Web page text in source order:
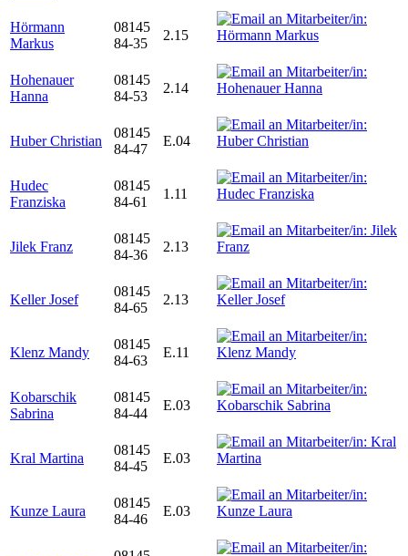
Hörmann
Markus
08145
84-35
2.15
Hohenauer
Hanna
08145
84-53
2.14
Huber Christian
08145
84-47
E.04
Hudec
Franziska
08145
84-61
1.11
Jilek Franz
08145
84-36
2.13
Keller Josef
08145
84-65
2.13
Klenz Mandy
08145
84-63
E.11
Kobarschik
Sabrina
08145
84-44
E.03
Kral Martina
08145
84-45
E.03
Kunze Laura
08145
84-46
E.03